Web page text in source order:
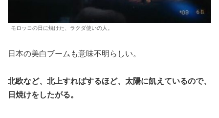
モロッコの日に焼けた、ラクダ使いの人。
日本の美白ブームも意味不明らしい。
北欧など、北上すればするほど、太陽に飢えているので、
日焼けをしたがる。